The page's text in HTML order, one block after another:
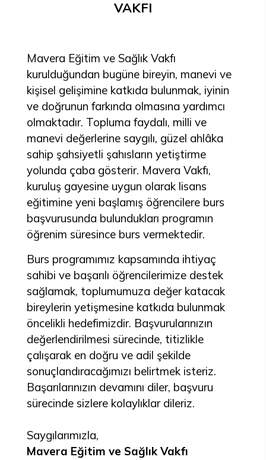
VAKFI
Mavera Eğitim ve Sağlık Vakfı
kurulduğundan bugüne bireyin, manevi ve
kişisel gelişimine katkıda bulunmak, iyinin
ve doğrunun farkında olmasına yardımcı
olmaktadır. Topluma faydalı, milli ve
manevi değerlerine saygılı, güzel ahlâka
sahip şahsiyetli şahısların yetiştirme
yolunda çaba gösterir. Mavera Vakfı,
kuruluş gayesine uygun olarak lisans
eğitimine yeni başlamış öğrencilere burs
başvurusunda bulundukları programın
öğrenim süresince burs vermektedir.
Burs programımız kapsamında ihtiyaç
sahibi ve başarılı öğrencilerimize destek
sağlamak, toplumumuza değer katacak
bireylerin yetişmesine katkıda bulunmak
öncelikli hedefimizdir. Başvurularınızın
değerlendirilmesi sürecinde, titizlikle
çalışarak en doğru ve adil şekilde
sonuçlandıracağımızı belirtmek isteriz.
Başarılarınızın devamını diler, başvuru
sürecinde sizlere kolaylıklar dileriz.
Saygılarımızla,
Mavera Eğitim ve Sağlık Vakfı